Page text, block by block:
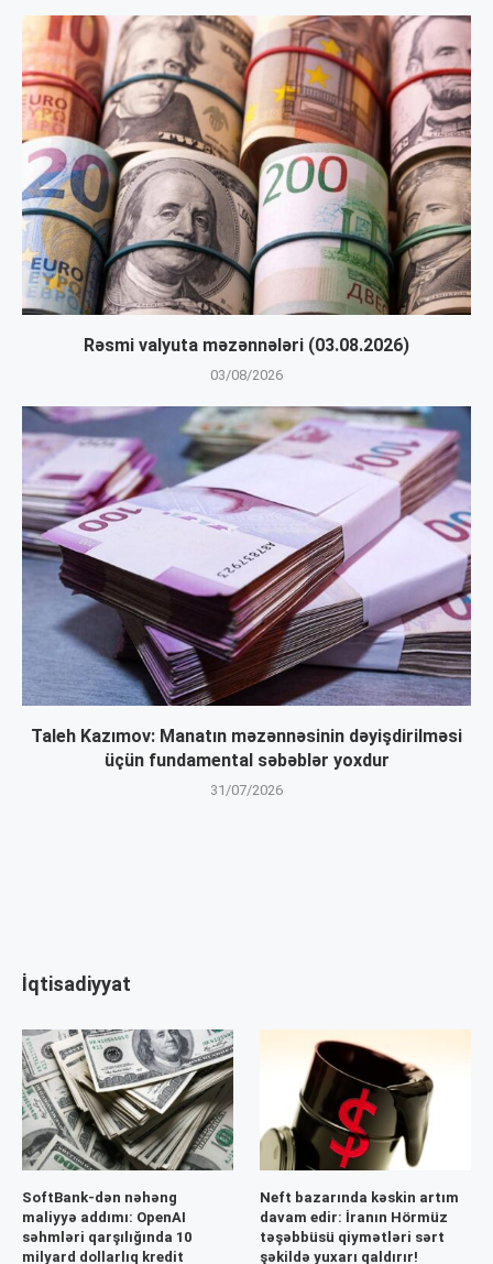
Rəsmi valyuta məzənnələri (03.08.2026)
03/08/2026
Taleh Kazımov: Manatın məzənnəsinin dəyişdirilməsi
üçün fundamental səbəblər yoxdur
31/07/2026
İqtisadiyyat
SoftBank-dən nəhəng
maliyyə addımı: OpenAI
səhmləri qarşılığında 10
milyard dollarlıq kredit
Neft bazarında kəskin artım
davam edir: İranın Hörmüz
təşəbbüsü qiymətləri sərt
şəkildə yuxarı qaldırır!